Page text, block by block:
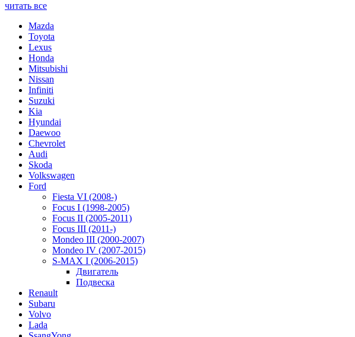
читать все
Mazda
Toyota
Lexus
Honda
Mitsubishi
Nissan
Infiniti
Suzuki
Kia
Hyundai
Daewoo
Chevrolet
Audi
Skoda
Volkswagen
Ford
Fiesta VI (2008-)
Focus I (1998-2005)
Focus II (2005-2011)
Focus III (2011-)
Mondeo III (2000-2007)
Mondeo IV (2007-2015)
S-MAX I (2006-2015)
Двигатель
Подвеска
Renault
Subaru
Volvo
Lada